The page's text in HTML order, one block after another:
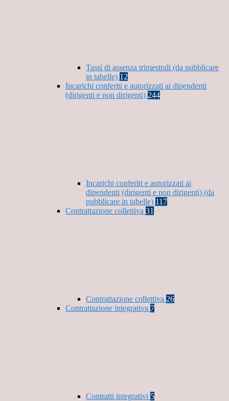
Tassi di assenza trimestrali (da pubblicare
in tabelle) 12
Incarichi conferiti e autorizzati ai dipendenti
(dirigenti e non dirigenti) 244
Incarichi conferiti e autorizzati ai
dipendenti (dirigenti e non dirigenti) (da
pubblicare in tabelle) 117
Contrattazione collettiva 31
Contrattazione collettiva 26
Contrattazione integrativa 7
Contratti integrativi 5